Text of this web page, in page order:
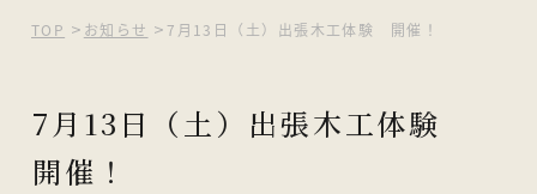
自然を楽しむ
泊まる
TOP お知らせ 7月13日（土）出張木工体験 開催！
7月13日（土）出張木工体験
開催！